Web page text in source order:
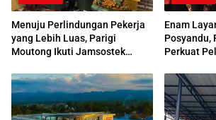
Menuju Perlindungan Pekerja
yang Lebih Luas, Parigi
Moutong Ikuti Jamsostek
Enam
Posyandu,
Perkuat